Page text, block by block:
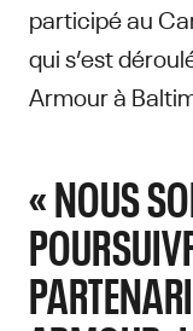
participé au
qui s’est
Armour à
« NOUS